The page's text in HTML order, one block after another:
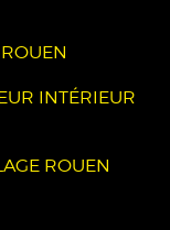
INTÉRIEUR
ROUEN